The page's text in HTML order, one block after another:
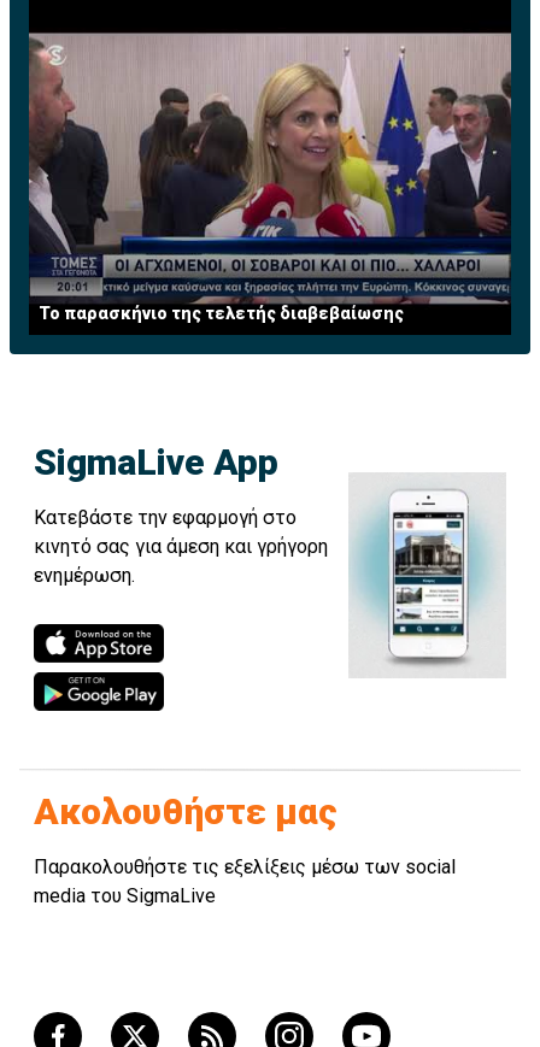
Το παρασκήνιο της τελετής διαβεβαίωσης
SigmaLive App
Κατεβάστε την εφαρμογή στο
κινητό σας για άμεση και γρήγορη
ενημέρωση.
Ακολουθήστε μας
Παρακολουθήστε τις εξελίξεις μέσω των social
media του SigmaLive